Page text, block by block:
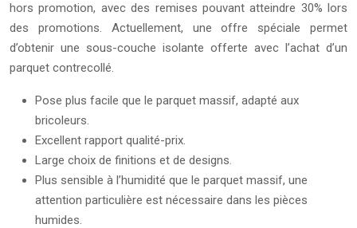
hors promotion, avec des remises pouvant atteindre 30% lors
des promotions. Actuellement, une offre spéciale permet
d’obtenir une sous-couche isolante offerte avec l’achat d’un
parquet contrecollé.
Pose plus facile que le parquet massif, adapté aux
bricoleurs.
Excellent rapport qualité-prix.
Large choix de finitions et de designs.
Plus sensible à l’humidité que le parquet massif, une
attention particulière est nécessaire dans les pièces
humides.